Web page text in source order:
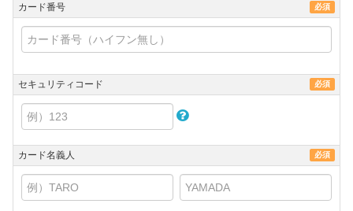
カード番号 必須
セキュリティコード 必須
カード名義人 必須